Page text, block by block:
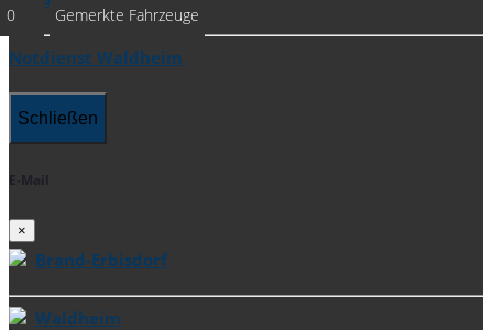
Notdienst Waldheim
Schließen
E-Mail
×
Brand-Erbisdorf
Waldheim
0 Gemerkte Fahrzeuge